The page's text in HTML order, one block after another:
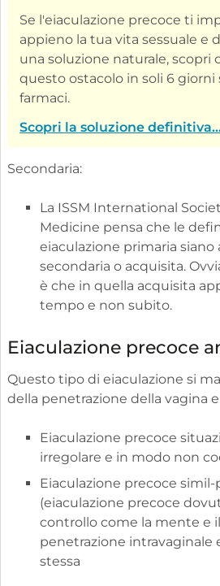
Se l'eiaculazione precoce ti
appieno la tua vita sessuale e
una soluzione naturale, scopri
questo ostacolo in soli 6 giorni
farmaci.
Scopri la soluzione
Secondaria:
La ISSM International
Medicine pensa che le
eiaculazione primaria
secondaria o acquisita.
è che in quella acquisita
tempo e non subito.
Eiaculazione precoce
Questo tipo di eiaculazione si
della penetrazione della vagina
Eiaculazione precoce
irregolare e in modo non
Eiaculazione precoce
(eiaculazione precoce
controllo come la mente e
penetrazione intravaginale
stessa